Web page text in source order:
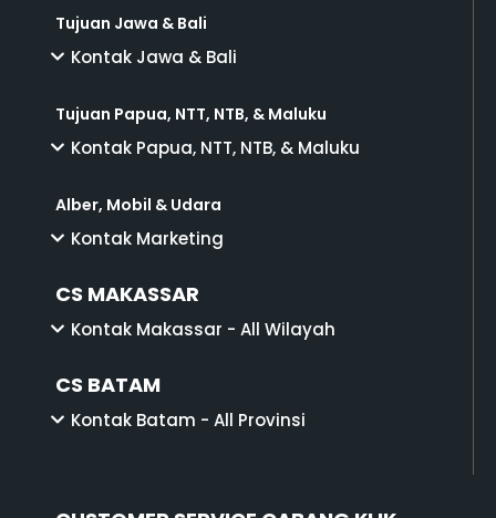
Tujuan Jawa & Bali
Kontak Jawa & Bali
Tujuan Papua, NTT, NTB, & Maluku
Kontak Papua, NTT, NTB, & Maluku
Alber, Mobil & Udara
Kontak Marketing
CS MAKASSAR
Kontak Makassar - All Wilayah
CS BATAM
Kontak Batam - All Provinsi